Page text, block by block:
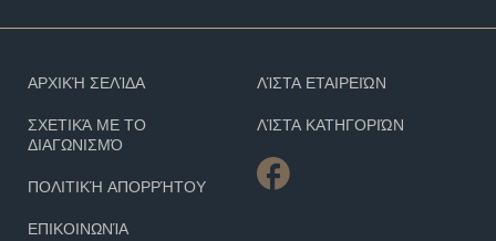
ΑΡΧΙΚΉ ΣΕΛΊΔΑ
ΣΧΕΤΙΚΆ ΜΕ ΤΟ
ΔΙΑΓΩΝΙΣΜΌ
ΠΟΛΙΤΙΚΉ ΑΠΟΡΡΉΤΟΥ
ΕΠΙΚΟΙΝΩΝΊΑ
ΛΊΣΤΑ ΕΤΑΙΡΕΙΏΝ
ΛΊΣΤΑ ΚΑΤΗΓΟΡΙΏΝ